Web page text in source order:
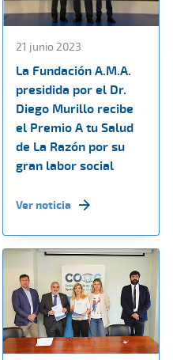
21 junio 2023
La Fundación A.M.A.
presidida por el Dr.
Diego Murillo recibe
el Premio A tu Salud
de La Razón por su
gran labor social
Ver noticia